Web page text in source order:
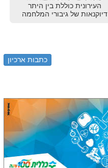
העירונית כוללת בין היתר
דיוקנאות של גיבורי המלחמה
כתבות ארכיון